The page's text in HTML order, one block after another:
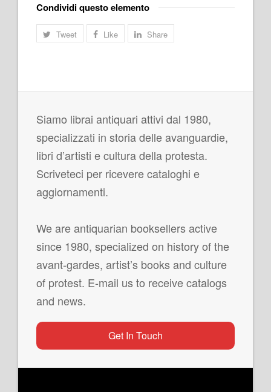
Condividi questo elemento
Tweet Like Share
Siamo librai antiquari attivi dal 1980,
specializzati in storia delle avanguardie,
libri d’artisti e cultura della protesta.
Scriveteci per ricevere cataloghi e
aggiornamenti.
We are antiquarian booksellers active
since 1980, specialized on history of the
avant-gardes, artist’s books and culture
of protest. E-mail us to receive catalogs
and news.
Get In Touch